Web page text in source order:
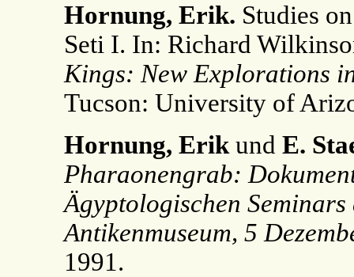
Hornung, Erik. Studies
Seti I. In: Richard
Kings: New Explorations
Tucson: University of
Hornung, Erik und E.
Pharaonengrab:
Ägyptologischen
Antikenmuseum, 5
1991.